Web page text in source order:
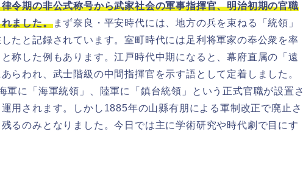
令期の非公式称号から武家社会の軍事指揮官、明治初期の官職
ました。まず奈良・平安時代には、地方の兵を束ねる「統領」
たと記録されています。室町時代には足利将軍家の奉公衆を率
称した例もあります。江戸時代中期になると、幕府直属の「遠
らわれ、武士階級の中間指揮官を示す語として定着しました。
軍に「海軍統領」、陸軍に「鎮台統領」という正式官職が設置さ
用されます。しかし1885年の山縣有朋による軍制改正で廃止さ
るのみとなりました。今日では主に学術研究や時代劇で目にす